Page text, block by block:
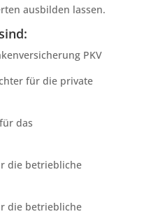
ausbilden lassen.
PKV
für die private
das
die betriebliche
die betriebliche